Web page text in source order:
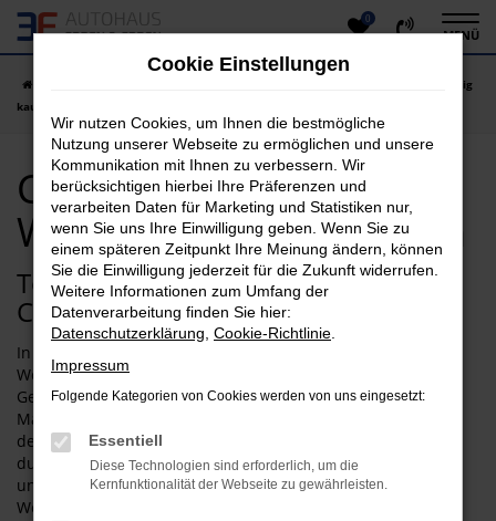
Zum
Hauptinhalt
0
MENÜ
Citroen Neuwagen in Weilburg günstig
kaufen
Citroen Neuwagen in
Weilburg günstig kaufen
Top-Qualität zum Top-Preis: Ihr
Citroen Neuwagen für Weilburg
In puncto Qualität lässt sich ein Citroen Neuwagen in
Weilburg nur schwerlich toppen. Mit jeder aktuellen
Generation bringt der Hersteller neue Innovationen auf den
Markt, die meist für jede Menge Aufsehen sorgen. Vor allem
der Aspekt der Sicherheit wird hier groß geschrieben und
durch jede Menge intelligenter Assistenzsysteme
unterstrichen. Wenn Sie mit einem Citroen Neuwagen in
Weilburg unterwegs sind, profitieren Sie zudem von der
Cookie Einstellungen
Wir nutzen Cookies, um Ihnen die bestmögliche
Nutzung unserer Webseite zu ermöglichen und unsere
Kommunikation mit Ihnen zu verbessern. Wir
berücksichtigen hierbei Ihre Präferenzen und
verarbeiten Daten für Marketing und Statistiken nur,
wenn Sie uns Ihre Einwilligung geben. Wenn Sie zu
einem späteren Zeitpunkt Ihre Meinung ändern, können
Sie die Einwilligung jederzeit für die Zukunft widerrufen.
Weitere Informationen zum Umfang der
Datenverarbeitung finden Sie hier:
Datenschutzerklärung Cookie-Richtlinie
Impressum
Folgende Kategorien von Cookies werden von uns eingesetzt:
Essentiell
Diese Technologien sind erforderlich, um die
Kernfunktionalität der Webseite zu gewährleisten.